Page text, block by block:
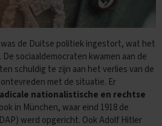
was de Duitse politiek ingestort, wat het
De sociaaldemocraten kwamen aan de
schuldig te zijn aan het verlies van de
met de situatie. Er
nationalistische en rechtse
in München, waar eind 1918 de
werd opgericht. Ook Adolf Hitler